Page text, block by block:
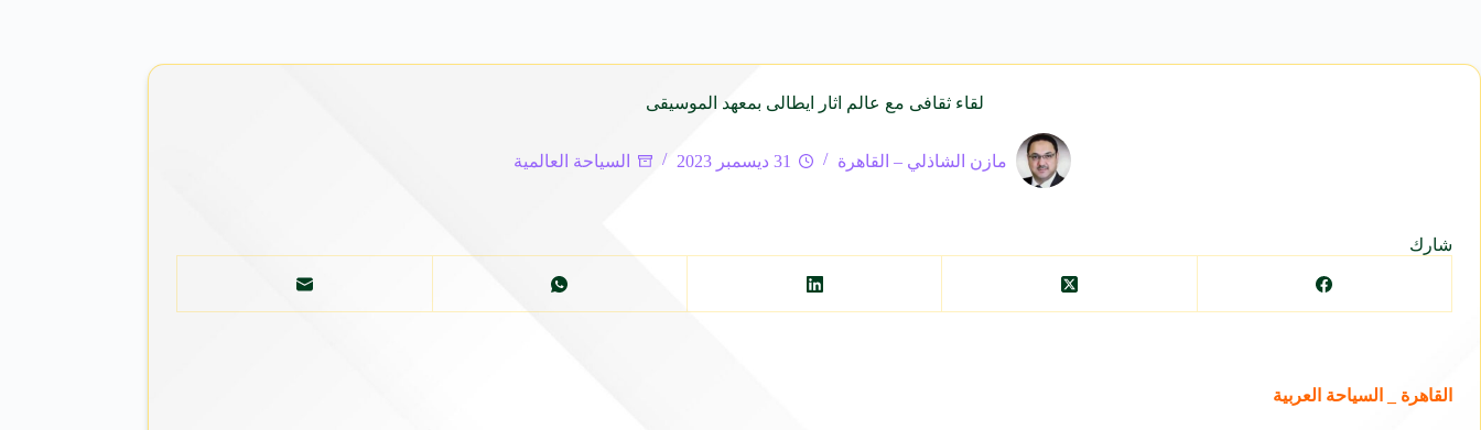
لقاء ثقافى مع عالم اثار ايطالى بمعهد الموسيقى
مازن الشاذلي – القاهرة 31 ديسمبر 2023 السياحة العالمية
شارك
القاهرة _ السياحة العربية